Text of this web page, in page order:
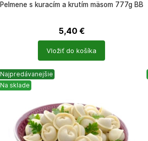
Pelmene s kuracím a krutím mäsom 777g BB
5,40 €
Vložiť do košíka
Najpredávanejšie
Na sklade